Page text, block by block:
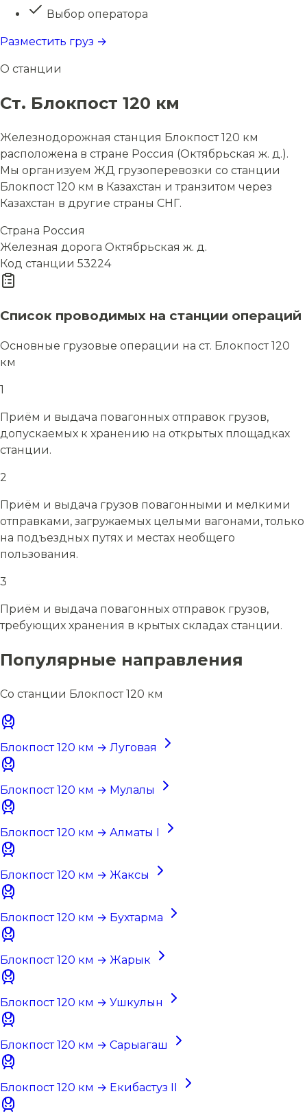
Выбор оператора
Разместить груз →
О станции
Ст. Блокпост 120 км
Железнодорожная станция Блокпост 120 км
расположена в стране Россия (Октябрьская ж. д.).
Мы организуем ЖД грузоперевозки со станции
Блокпост 120 км в Казахстан и транзитом через
Казахстан в другие страны СНГ.
Страна Россия
Железная дорога Октябрьская ж. д.
Код станции 53224
Список проводимых на станции операций
Основные грузовые операции на ст. Блокпост 120
км
1
Приём и выдача повагонных отправок грузов,
допускаемых к хранению на открытых площадках
станции.
2
Приём и выдача грузов повагонными и мелкими
отправками, загружаемых целыми вагонами, только
на подъездных путях и местах необщего
пользования.
3
Приём и выдача повагонных отправок грузов,
требующих хранения в крытых складах станции.
Популярные направления
Со станции Блокпост 120 км
Блокпост 120 км → Луговая
Блокпост 120 км → Мулалы
Блокпост 120 км → Алматы I
Блокпост 120 км → Жаксы
Блокпост 120 км → Бухтарма
Блокпост 120 км → Жарык
Блокпост 120 км → Ушкулын
Блокпост 120 км → Сарыагаш
Блокпост 120 км → Екибастуз II